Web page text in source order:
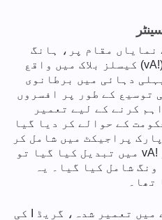
نمایاں مقام پر، ہانگ
کانگ ویژول آرٹس سینٹر (!vA) کیسلز بلاک میں واقع
صدی کی پہلی دہائی میں برطانوی
توسیع کے طور پر افسروں
کرنے کے لیے تعمیر
کے حوالے کر دیا گیا
پارک پراجیکٹ میں شامل کر
دیا گیا۔ جب کیسل بلاک کو !vA میں تبدیل کیا گیا تو
ونگ شامل کیا گیا۔ یہ
پہاڑی ڈھلوان میں جھرنے میں تعمیر شدہ، گریڈ I کی